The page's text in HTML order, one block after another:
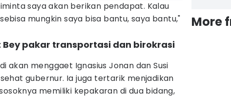
saya akan berikan pendapat. Kalau
mungkin saya bisa bantu, saya bantu,"
Bey pakar transportasi dan birokrasi
akan menggaet Ignasius Jonan dan Susi
gubernur. Ia juga tertarik menjadikan
memiliki kepakaran di dua bidang,
More